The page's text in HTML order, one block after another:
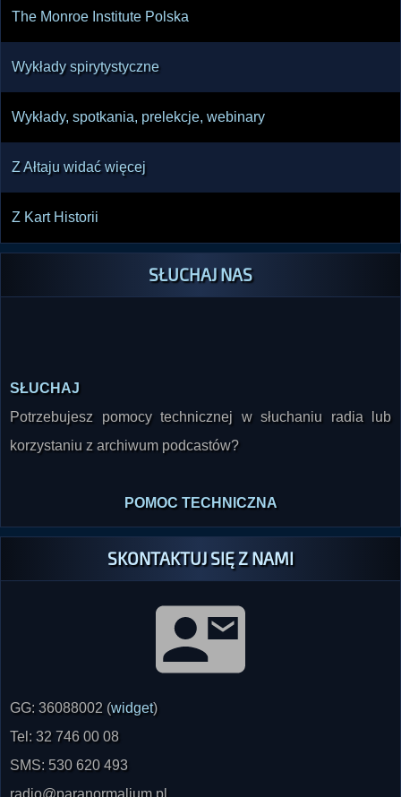
The Monroe Institute Polska
Wykłady spirytystyczne
Wykłady, spotkania, prelekcje, webinary
Z Ałtaju widać więcej
Z Kart Historii
SŁUCHAJ NAS
SŁUCHAJ
Potrzebujesz pomocy technicznej w słuchaniu radia lub
korzystaniu z archiwum podcastów?
POMOC TECHNICZNA
SKONTAKTUJ SIĘ Z NAMI
GG: 36088002 (widget)
Tel: 32 746 00 08
SMS: 530 620 493
radio@paranormalium.pl